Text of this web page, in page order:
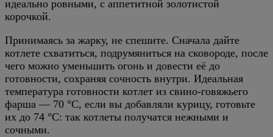
идеально ровными, с аппетитной золотистой
корочкой.
Принимаясь за жарку, не спешите. Сначала дайте
котлете схватиться, подрумяниться на сковороде, после
чего можно уменьшить огонь и довести её до
готовности, сохраняя сочность внутри. Идеальная
температура готовности котлет из свино-говяжьего
фарша — 70 °C, если вы добавляли курицу, готовьте
их до 74 °C: так котлеты получатся нежными и
сочными.